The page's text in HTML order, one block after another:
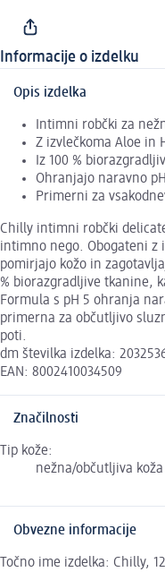
Informacije o izdelku
Opis izdelka
Intimni robčki za
Z izvlečkoma Aloe in
Iz 100 %
Ohranjajo naravno
Primerni za
Chilly intimni robčki
intimno nego. Obogateni z
pomirjajo kožo in
% biorazgradljive tkanine,
Formula s pH 5 ohranja
primerna za občutljivo
poti.
dm številka izdelka:
EAN: 8002410034509
Značilnosti
Tip kože:
nežna/občutljiva koža
Obvezne informacije
Točno ime izdelka: Chilly,